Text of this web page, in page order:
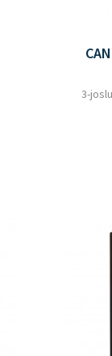
3-